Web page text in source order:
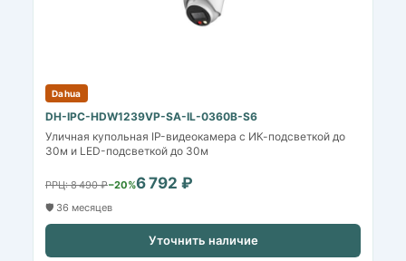
Dahua
DH-IPC-HDW1239VP-SA-IL-0360B-S6
Уличная купольная IP-видеокамера с ИК-подсветкой до
30м и LED-подсветкой до 30м
РРЦ: 8 490 ₽−20%6 792 ₽
🛡️ 36 месяцев
Уточнить наличие